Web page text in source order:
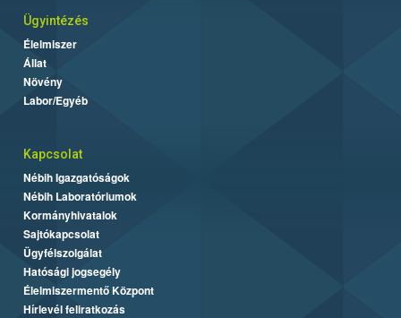
Ügyintézés
Élelmiszer
Állat
Növény
Labor/Egyéb
Kapcsolat
Nébih Igazgatóságok
Nébih Laboratóriumok
Kormányhivatalok
Sajtókapcsolat
Ügyfélszolgálat
Hatósági jogsegély
Élelmiszermentő Központ
Hírlevél feliratkozás